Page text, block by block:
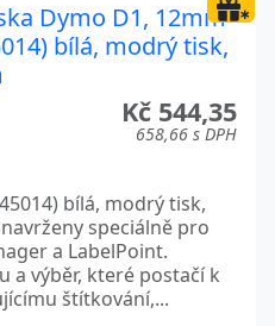
Dymo D1, 12mm
bílá, modrý tisk,
Kč 544,35
658,66 s DPH
bílá, modrý tisk,
speciálně pro
a LabelPoint.
a výběr, které postačí k
štítkování,...